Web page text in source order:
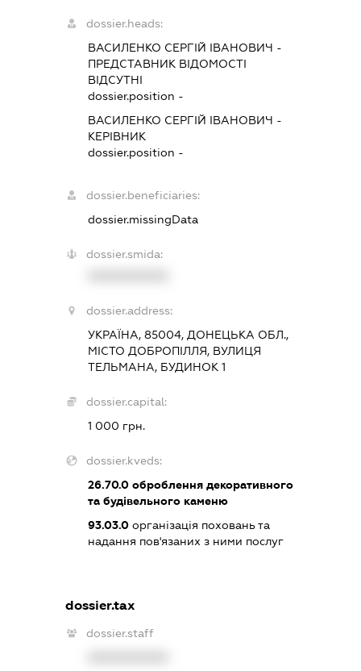
dossier.heads:
ВАСИЛЕНКО СЕРГІЙ ІВАНОВИЧ -
ПРЕДСТАВНИКВІДОМОСТІ
ВІДСУТНІ
dossier.position -
ВАСИЛЕНКО СЕРГІЙ ІВАНОВИЧ -
КЕРІВНИК
dossier.position -
dossier.beneficiaries:
dossier.missingData
dossier.smida:
dossier.address:
УКРАЇНА, 85004, ДОНЕЦЬКА ОБЛ.,
МІСТО ДОБРОПІЛЛЯ, ВУЛИЦЯ
ТЕЛЬМАНА, БУДИНОК 1
dossier.capital:
1 000 грн.
dossier.kveds:
26.70.0оброблення декоративного
та будівельного каменю
93.03.0організація поховань та
надання пов'язаних з ними послуг
dossier.tax
dossier.staff